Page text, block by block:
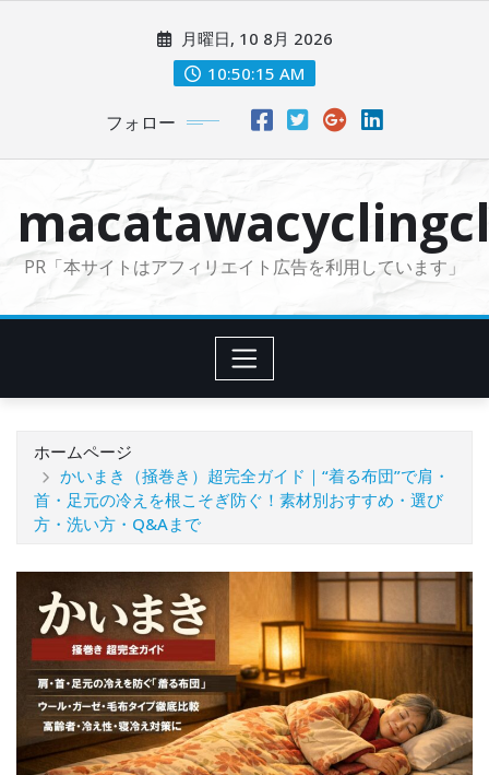
に
月曜日, 10 8月 2026
10:50:16 AM
フォロー
PR「本サイトはアフィリエイト広告を利用しています」
ホームページ
かいまき（掻巻き）超完全ガイド｜“着る布団”で肩・
首・足元の冷えを根こそぎ防ぐ！素材別おすすめ・選び
方・洗い方・Q&Aまで